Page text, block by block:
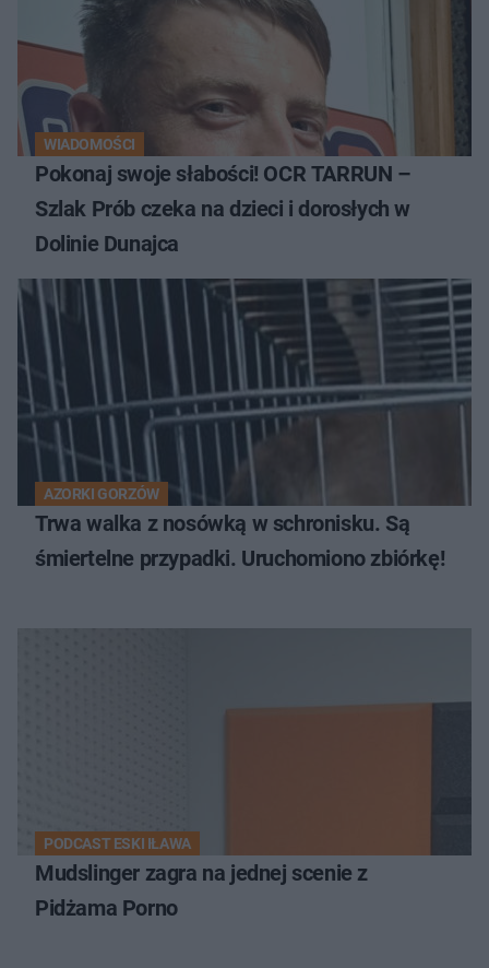
WIADOMOŚCI
Pokonaj swoje słabości! OCR TARRUN –
Szlak Prób czeka na dzieci i dorosłych w
Dolinie Dunajca
AZORKI GORZÓW
Trwa walka z nosówką w schronisku. Są
śmiertelne przypadki. Uruchomiono zbiórkę!
PODCAST ESKI IŁAWA
Mudslinger zagra na jednej scenie z
Pidżama Porno